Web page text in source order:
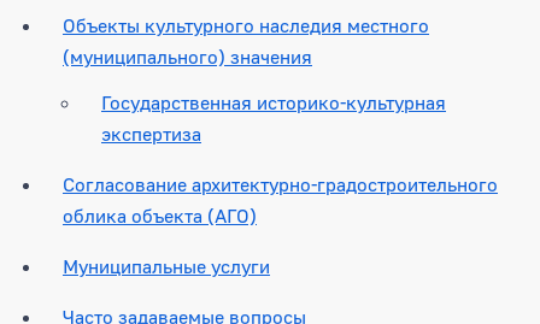
Объекты культурного наследия местного
(муниципального) значения
Государственная историко-культурная
экспертиза
Согласование архитектурно-градостроительного
облика объекта (АГО)
Муниципальные услуги
Часто задаваемые вопросы